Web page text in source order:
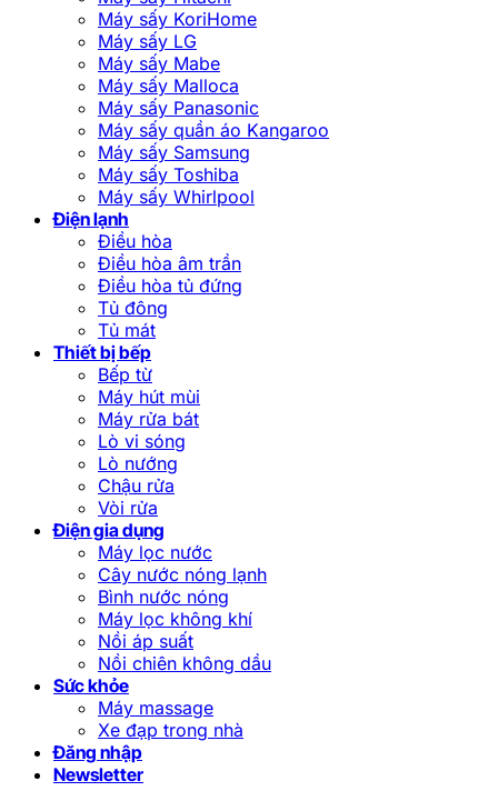
Máy sấy KoriHome
Máy sấy LG
Máy sấy Mabe
Máy sấy Malloca
Máy sấy Panasonic
Máy sấy quần áo Kangaroo
Máy sấy Samsung
Máy sấy Toshiba
Máy sấy Whirlpool
Điện lạnh
Điều hòa
Điều hòa âm trần
Điều hòa tủ đứng
Tủ đông
Tủ mát
Thiết bị bếp
Bếp từ
Máy hút mùi
Máy rửa bát
Lò vi sóng
Lò nướng
Chậu rửa
Vòi rửa
Điện gia dụng
Máy lọc nước
Cây nước nóng lạnh
Bình nước nóng
Máy lọc không khí
Nồi áp suất
Nồi chiên không dầu
Sức khỏe
Máy massage
Xe đạp trong nhà
Đăng nhập
Newsletter